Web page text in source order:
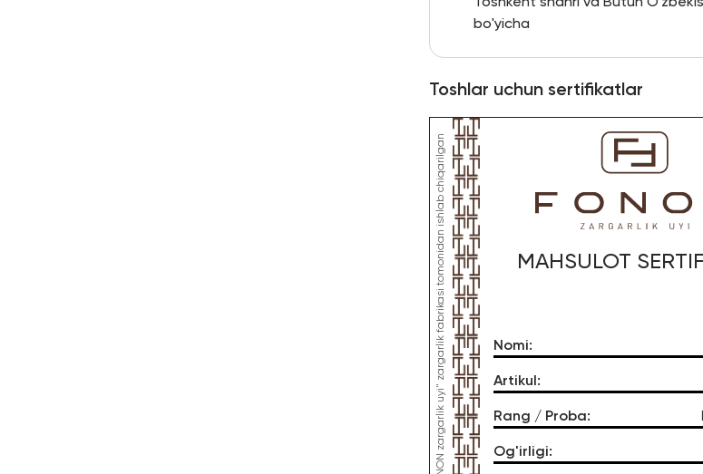
bo'yicha
Toshlar uchun sertifikatlar
MAHSULOT
Nomi:
Artikul :
Rang / Proba:
Og'irligi: